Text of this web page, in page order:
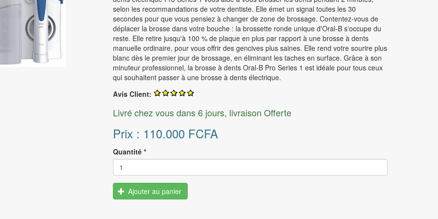
9
MOTOROLA
Edge
11T I 11T Pro
Redmi Note 11
Redmi Note 10
Redmi Note 9
Redmi 9
Poco M4 | X4 Pro
Extracteur de jus
Centrifugeuse
Bouilloire électrique
Grille pain
Rasoir électrique
Sèche cheveux
Lisseur
Epilateur
Alimentation
Tire - lait
PARFUMS FEMME
Eau de toilette
selon les recommandations de votre dentiste. Elle émet un signal toutes les 30
secondes pour que vous pensiez à changer de zone de brossage. Contentez-vous de
déplacer la brosse dans votre bouche : la brossette ronde unique d'Oral-B s'occupe du
reste. Elle retire jusqu'à 100 % de plaque en plus par rapport à une brosse à dents
manuelle ordinaire, pour vous offrir des gencives plus saines. Elle rend votre sourire plus
blanc dès le premier jour de brossage, en éliminant les taches en surface. Grâce à son
minuteur professionnel, la brosse à dents Oral-B Pro Series 1 est idéale pour tous ceux
qui souhaitent passer à une brosse à dents électrique.
Avis Client:
Livré chez vous dans 6 jours, livraison Offerte
Prix : 110.000 FCFA
Quantité *
Ajouter au panier